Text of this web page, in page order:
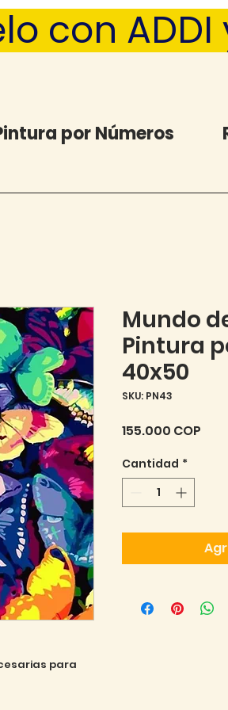
con
por Números
para
Mundo
Pintura
40x50
SKU: PN43
155.000 COP
Cantidad *